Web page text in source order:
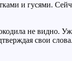
и гусями.
не видно.
свои